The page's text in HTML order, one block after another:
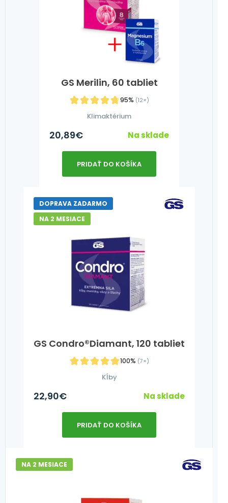
GS Merilin, 60 tabliet
95% (12×)
Klimaktérium
20,89€ Na sklade
PRIDAŤ DO KOŠÍKA
GS Condro®Diamant, 120 tabliet
100% (7×)
DOPRAVA ZADARMO
NA 2 MESIACE
Kĺby
22,90€ Na sklade
PRIDAŤ DO KOŠÍKA
NA 2 MESIACE